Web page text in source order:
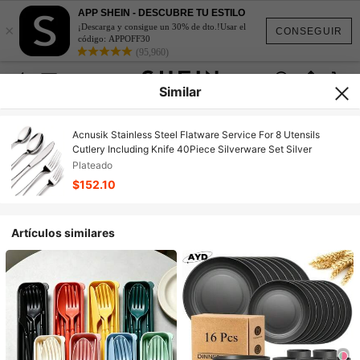
CONSEGUIR
×
APP SHEIN - DESCUBRE TU ESTILO
¡Descarga y consigue un 30% de dto.!Usar el
código: APPOFF30
(95,960)
Similar
Acnusik Stainless Steel Flatware Service For 8 Utensils
Cutlery Including Knife 40Piece Silverware Set Silver
Plateado
$152.10
Artículos similares